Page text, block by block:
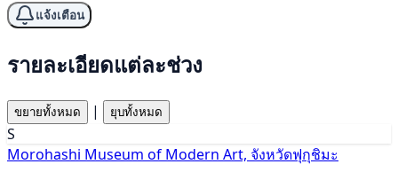
แจ้งเตือน
รายละเอียดแต่ละช่วง
ขยายทั้งหมด | ยุบทั้งหมด
S
Morohashi Museum of Modern Art, จังหวัดฟุกุชิมะ